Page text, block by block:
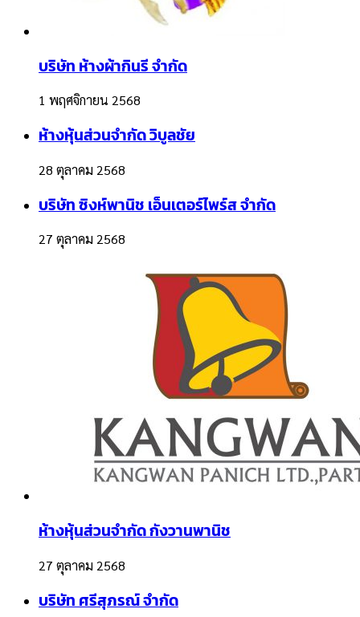
บริษัท ห้างผ้ากินรี จำกัด
1 พฤศจิกายน 2568
ห้างหุ้นส่วนจำกัด วิบูลชัย
28 ตุลาคม 2568
บริษัท ซิงห์พานิช เอ็นเตอร์ไพร์ส จำกัด
27 ตุลาคม 2568
ห้างหุ้นส่วนจำกัด กังวานพานิช
27 ตุลาคม 2568
บริษัท ศรีสุภรณ์ จำกัด